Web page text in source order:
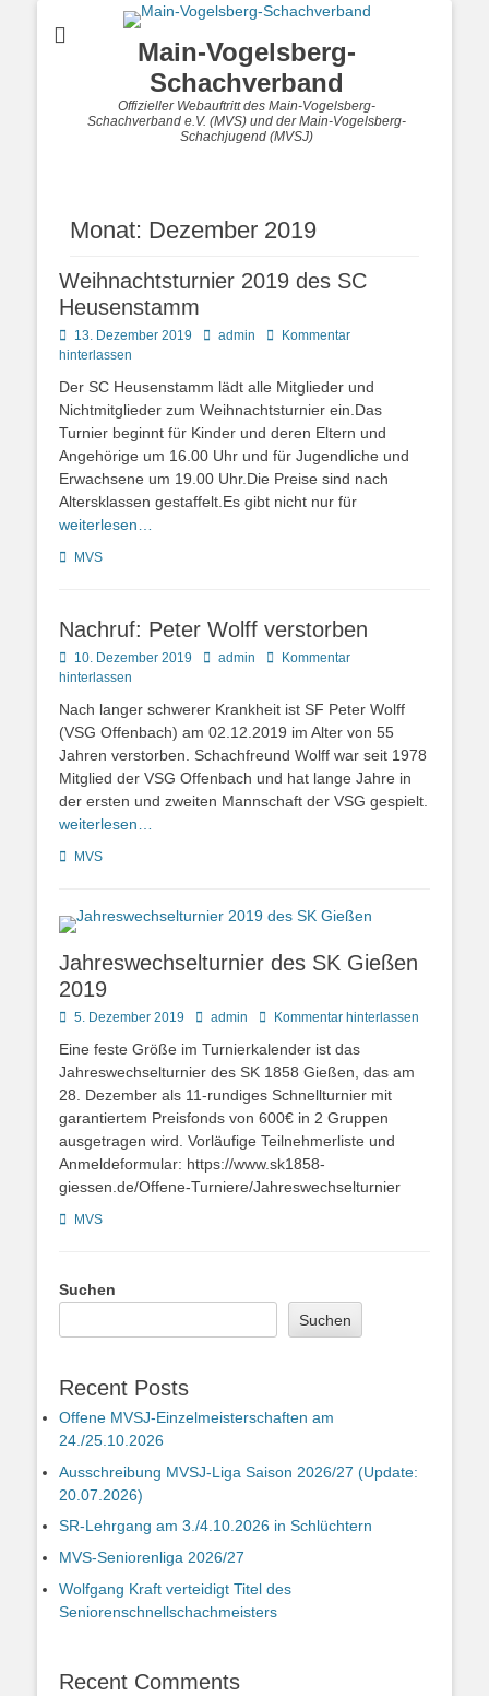
Main-Vogelsberg-
Schachverband
Offizieller Webauftritt des Main-Vogelsberg-
Schachverband e.V. (MVS) und der Main-Vogelsberg-
Schachjugend (MVSJ)
Monat: Dezember 2019
Weihnachtsturnier 2019 des SC
Heusenstamm
Posted
on
13. Dezember 2019 Autoradmin
Kommentar
hinterlassen
Der SC Heusenstamm lädt alle Mitglieder und
Nichtmitglieder zum Weihnachtsturnier ein.Das
Turnier beginnt für Kinder und deren Eltern und
Angehörige um 16.00 Uhr und für Jugendliche und
Erwachsene um 19.00 Uhr.Die Preise sind nach
Altersklassen gestaffelt.Es gibt nicht nur für
weiterlesen…
Kategorien
MVS
Nachruf: Peter Wolff verstorben
Posted
on
10. Dezember 2019 Autoradmin
Kommentar
hinterlassen
Nach langer schwerer Krankheit ist SF Peter Wolff
(VSG Offenbach) am 02.12.2019 im Alter von 55
Jahren verstorben. Schachfreund Wolff war seit 1978
Mitglied der VSG Offenbach und hat lange Jahre in
der ersten und zweiten Mannschaft der VSG gespielt.
weiterlesen…
Kategorien
MVS
Jahreswechselturnier des SK Gießen
2019
Posted
5. Dezember 2019 Autoradmin Kommentar hinterlassen
Eine feste Größe im Turnierkalender ist das
Jahreswechselturnier des SK 1858 Gießen, das am
28. Dezember als 11-rundiges Schnellturnier mit
garantiertem Preisfonds von 600€ in 2 Gruppen
ausgetragen wird. Vorläufige Teilnehmerliste und
Anmeldeformular: https://www.sk1858-
giessen.de/Offene-Turniere/Jahreswechselturnier
Kategorien
MVS
Suchen
Suchen
Recent Posts
Offene MVSJ-Einzelmeisterschaften am
24./25.10.2026
Ausschreibung MVSJ-Liga Saison 2026/27 (Update:
20.07.2026)
SR-Lehrgang am 3./4.10.2026 in Schlüchtern
MVS-Seniorenliga 2026/27
Wolfgang Kraft verteidigt Titel des
Seniorenschnellschachmeisters
Recent Comments